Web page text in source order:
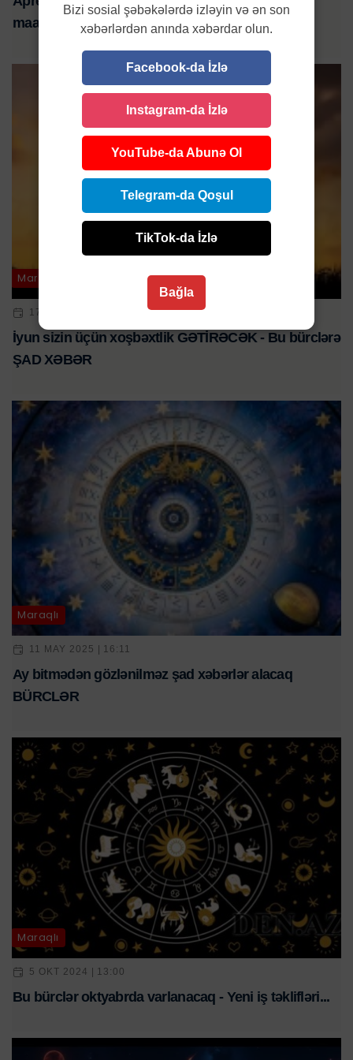
maaş: uğur dolu ay gəlir
Maraqlı
17 MAY 2025 | 09:27
İyun sizin üçün xoşbəxtlik GƏTİRƏCƏK - Bu bürclərə
ŞAD XƏBƏR
Maraqlı
11 MAY 2025 | 16:11
Ay bitmədən gözlənilməz şad xəbərlər alacaq
BÜRCLƏR
Maraqlı
5 OKT 2024 | 13:00
Bu bürclər oktyabrda varlanacaq - Yeni iş təklifləri...
Bizi sosial şəbəkələrdə izləyin və ən son
xəbərlərdən anında xəbərdar olun.
Facebook-da İzlə
Instagram-da İzlə
YouTube-da Abunə Ol
Telegram-da Qoşul
TikTok-da İzlə
Bağla